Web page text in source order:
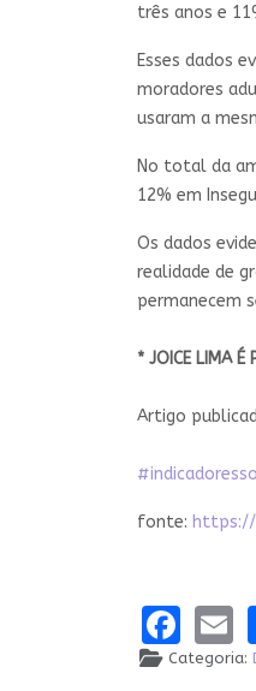
três anos e
Esses dados
moradores
usaram a
No total da
12% em
Os dados
realidade de
permanecem
* JOICE LIMA É
Artigo
fonte:
Categoria: